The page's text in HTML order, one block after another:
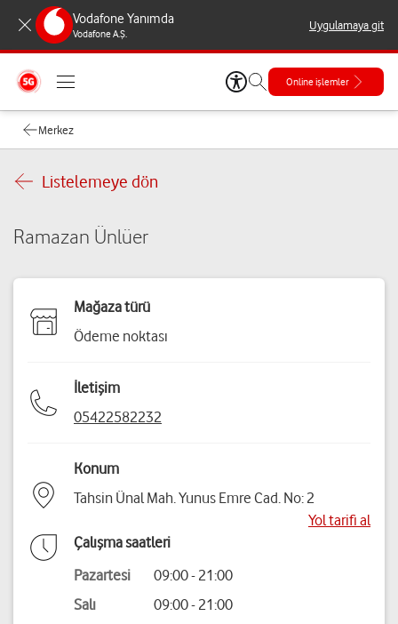
Vodafone Yanımda
Vodafone A.Ş.
Uygulamaya git
Online işlemler
Merkez
Listelemeye dön
Ramazan Ünlüer
Mağaza türü
Ödeme noktası
İletişim
05422582232
Konum
Tahsin Ünal Mah. Yunus Emre Cad. No: 2
Yol tarifi al
Çalışma saatleri
Pazartesi
09:00 - 21:00
Salı
09:00 - 21:00